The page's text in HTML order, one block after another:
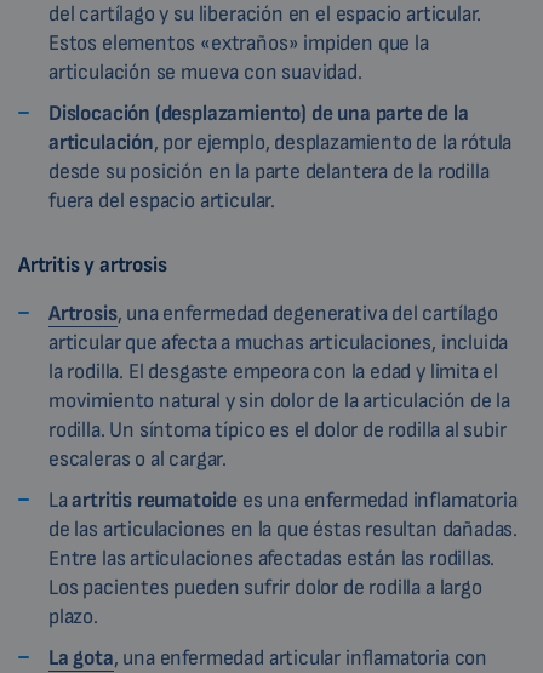
del cartílago y su liberación en el espacio articular.
Estos elementos «extraños» impiden que la
articulación se mueva con suavidad.
Dislocación (desplazamiento) de una parte de la
articulación, por ejemplo, desplazamiento de la rótula
desde su posición en la parte delantera de la rodilla
fuera del espacio articular.
Artritis y artrosis
Artrosis, una enfermedad degenerativa del cartílago
articular que afecta a muchas articulaciones, incluida
la rodilla. El desgaste empeora con la edad y limita el
movimiento natural y sin dolor de la articulación de la
rodilla. Un síntoma típico es el dolor de rodilla al subir
escaleras o al cargar.
Laartritis reumatoide es una enfermedad inflamatoria
de las articulaciones en la que éstas resultan dañadas.
Entre las articulaciones afectadas están las rodillas.
Los pacientes pueden sufrir dolor de rodilla a largo
plazo.
La gota, una enfermedad articular inflamatoria con